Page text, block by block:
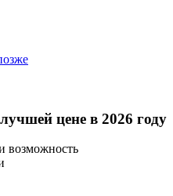
цене в 2026 году
возможность